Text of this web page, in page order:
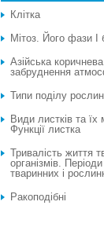
Клітка
Мітоз. Його фази І
Азійська
забруднення
Типи поділу
Види листків та
Функції листка
Тривалість життя
організмів.
тваринних і
Ракоподібні